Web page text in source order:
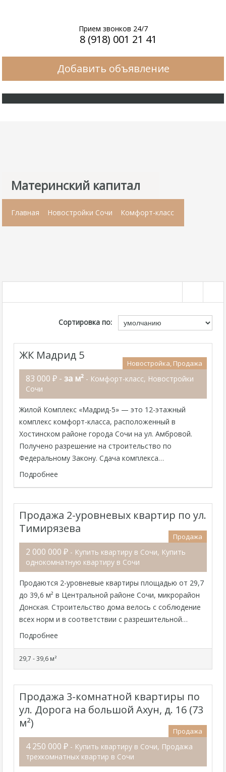
Прием звонков 24/7
8 (918) 001 21 41
Добавить объявление
Материнский капитал
Главная Новостройки Сочи Комфорт-класс
Сортировка по:
ЖК Мадрид 5
Новостройка, Продажа
83 000 ₽ - за м² - Комфорт-класс, Новостройки
Сочи
Жилой Комплекс «Мадрид-5» — это 12-этажный
комплекс комфорт-класса, расположенный в
Хостинском районе города Сочи на ул. Амбровой.
Получено разрешение на строительство по
Федеральному Закону. Сдача комплекса…
Подробнее
Продажа 2-уровневых квартир по ул.
Тимирязева
Продажа
2 000 000 ₽ - Купить квартиру в Сочи, Купить
однокомнатную квартиру в Сочи
Продаются 2-уровневые квартиры площадью от 29,7
до 39,6 м² в Центральной районе Сочи, микрорайон
Донская. Строительство дома велось с соблюдение
всех норм и в соответствии с разрешительной…
Подробнее
29,7 - 39,6 м²
Продажа 3-комнатной квартиры по
ул. Дорога на большой Ахун, д. 16 (73
м²)
Продажа
4 250 000 ₽ - Купить квартиру в Сочи, Продажа
трехкомнатных квартир в Сочи